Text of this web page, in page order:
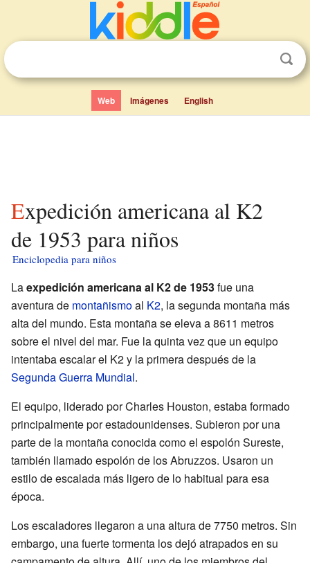
Web Imágenes English
Expedición americana al K2
de 1953 para niños
Enciclopedia para niños
Laexpedición americana al K2 de 1953fue una
aventura de montañismoal K2, la segunda montaña más
alta del mundo. Esta montaña se eleva a 8611 metros
sobre el nivel del mar. Fue la quinta vez que un equipo
intentaba escalar el K2 y la primera después de la
Segunda Guerra Mundial.
El equipo, liderado por Charles Houston, estaba formado
principalmente por estadounidenses. Subieron por una
parte de la montaña conocida como el espolón Sureste,
también llamado espolón de los Abruzzos. Usaron un
estilo de escalada más ligero de lo habitual para esa
época.
Los escaladores llegaron a una altura de 7750 metros. Sin
embargo, una fuerte tormenta los dejó atrapados en su